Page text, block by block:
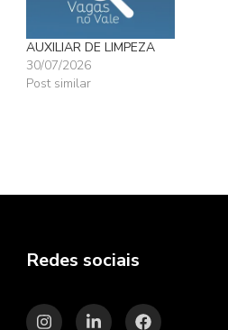
AUXILIAR DE LIMPEZA
30/07/2026
Post similar
Redes sociais